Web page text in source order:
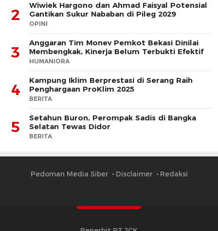
2
Wiwiek Hargono dan Ahmad Faisyal Potensial
Gantikan Sukur Nababan di Pileg 2029
OPINI
3
Anggaran Tim Monev Pemkot Bekasi Dinilai
Membengkak, Kinerja Belum Terbukti Efektif
HUMANIORA
4
Kampung Iklim Berprestasi di Serang Raih
Penghargaan ProKlim 2025
BERITA
5
Setahun Buron, Perompak Sadis di Bangka
Selatan Tewas Didor
BERITA
Pedoman Media Siber Disclaimer Redaksi